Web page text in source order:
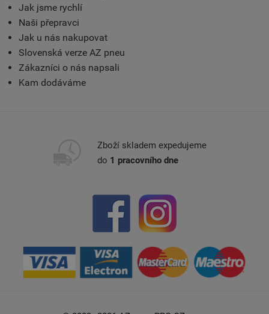
Jak jsme rychlí
Naši přepravci
Jak u nás nakupovat
Slovenská verze AZ pneu
Zákazníci o nás napsali
Kam dodáváme
Zboží skladem expedujeme
do 1 pracovního dne